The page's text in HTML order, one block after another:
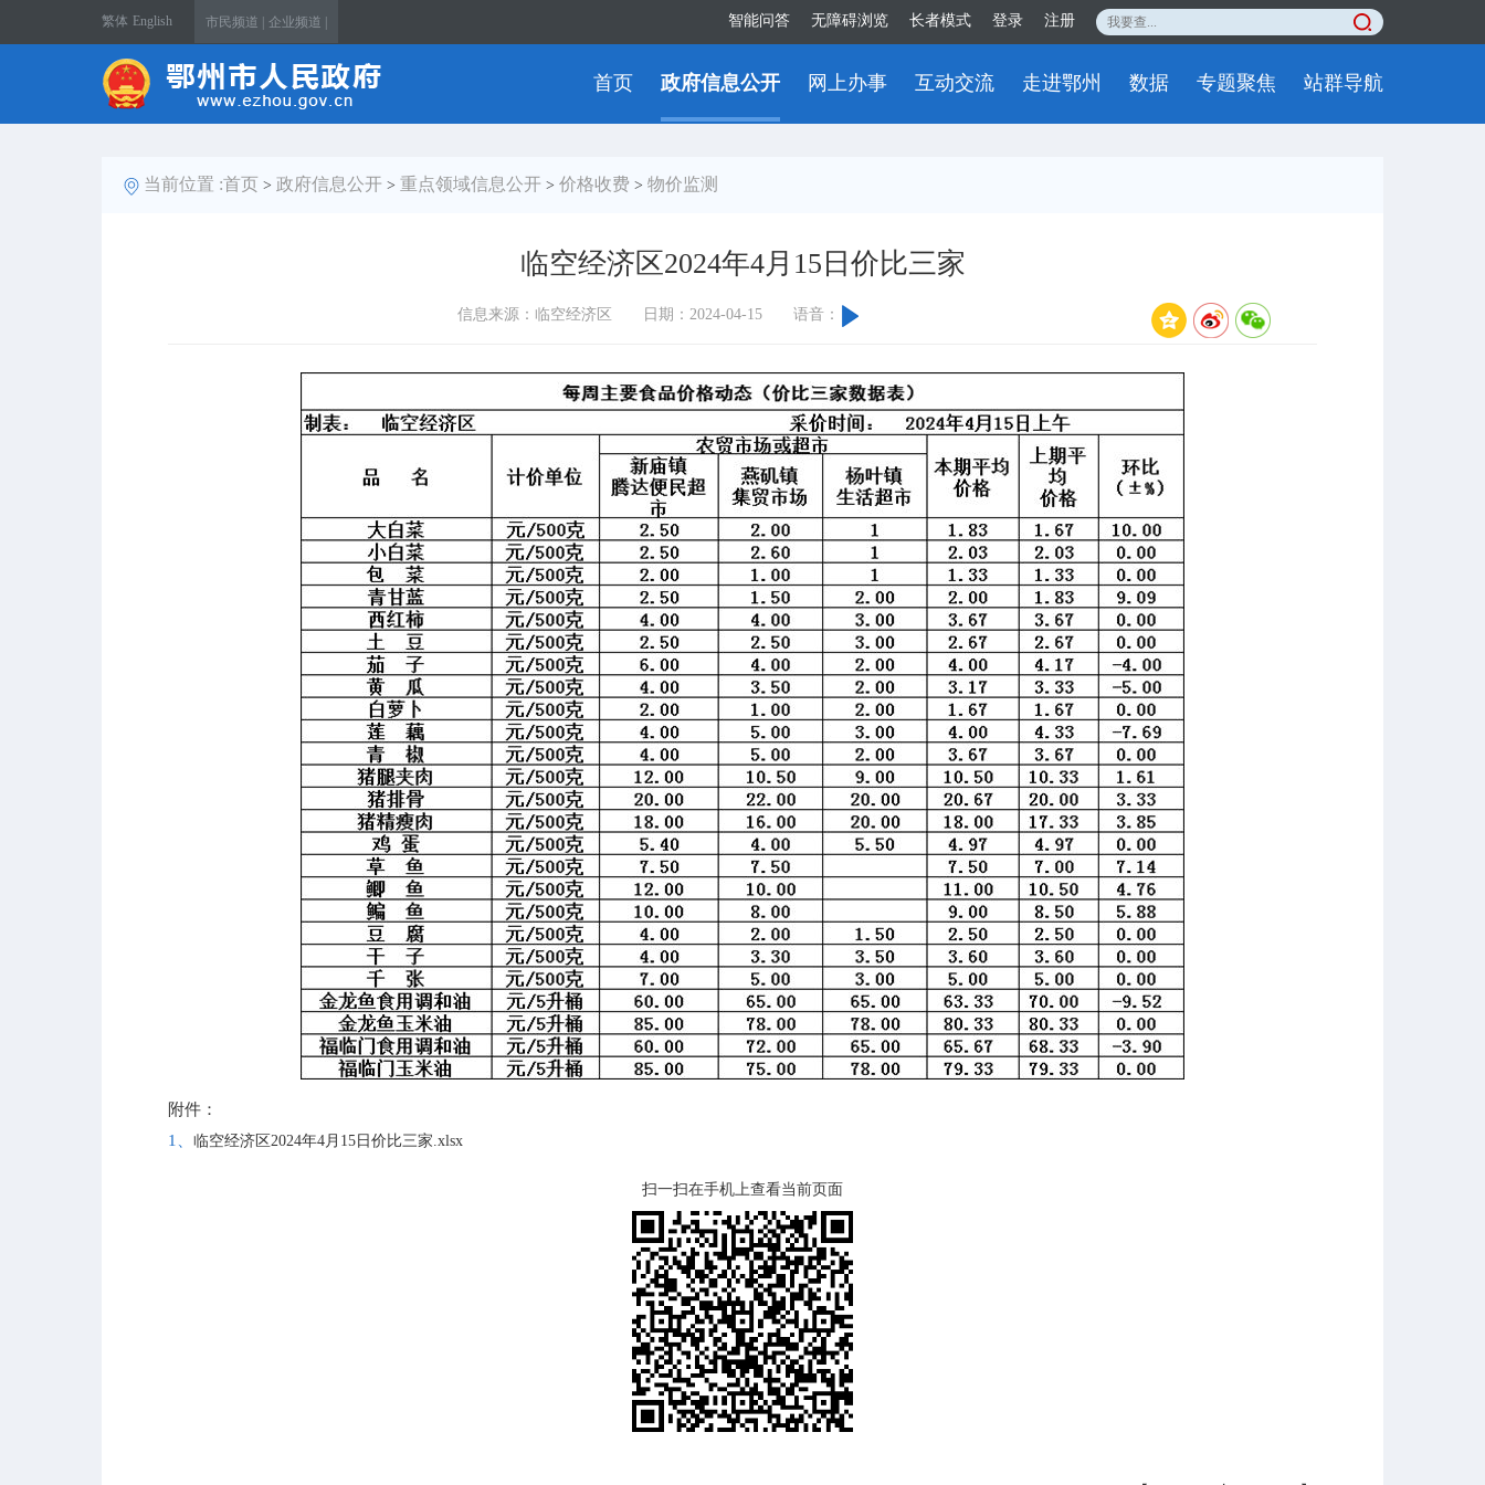
繁体 English 市民频道 | 企业频道 | 智能问答 无障碍浏览 长者模式 登录 注册
首页 政府信息公开 网上办事 互动交流 走进鄂州 数据 专题聚焦 站群导航
当前位置 :首页 > 政府信息公开 > 重点领域信息公开 > 价格收费 > 物价监测
临空经济区2024年4月15日价比三家
信息来源：临空经济区 日期：2024-04-15 语音：
附件：
1、 临空经济区2024年4月15日价比三家.xlsx
扫一扫在手机上查看当前页面